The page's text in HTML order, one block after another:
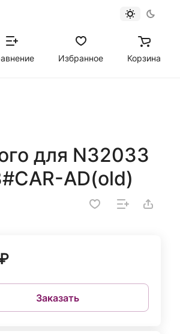
Избранное Корзина
для N32033
AD(old)
Заказать